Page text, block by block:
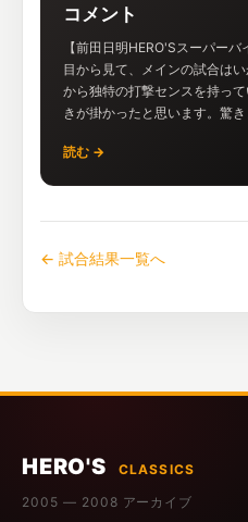
コメント
【前田日明HERO'Sスーパー
目から見て、メインの試合は
から独特の打撃センスを持っ
きが掛かったと思います。驚
読む →
← 試合結果一覧へ
HERO'S
CLASSICS
2005 — 2008 アーカイブ